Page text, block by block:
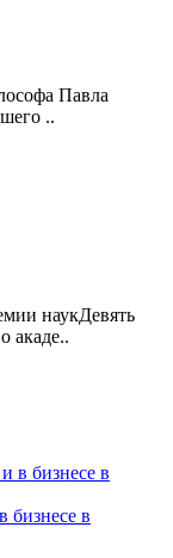
Павла
..
наукДевять
акаде..
бизнесе в